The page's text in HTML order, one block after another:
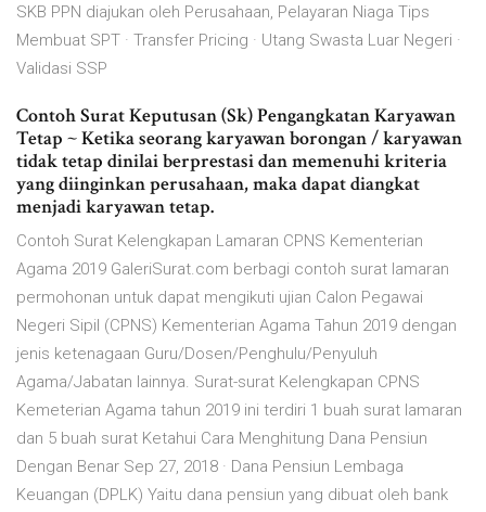
SKB PPN diajukan oleh Perusahaan, Pelayaran Niaga Tips
Membuat SPT · Transfer Pricing · Utang Swasta Luar Negeri ·
Validasi SSP
Contoh Surat Keputusan (Sk) Pengangkatan Karyawan
Tetap ~ Ketika seorang karyawan borongan / karyawan
tidak tetap dinilai berprestasi dan memenuhi kriteria
yang diinginkan perusahaan, maka dapat diangkat
menjadi karyawan tetap.
Contoh Surat Kelengkapan Lamaran CPNS Kementerian
Agama 2019 GaleriSurat.com berbagi contoh surat lamaran
permohonan untuk dapat mengikuti ujian Calon Pegawai
Negeri Sipil (CPNS) Kementerian Agama Tahun 2019 dengan
jenis ketenagaan Guru/Dosen/Penghulu/Penyuluh
Agama/Jabatan lainnya. Surat-surat Kelengkapan CPNS
Kemeterian Agama tahun 2019 ini terdiri 1 buah surat lamaran
dan 5 buah surat Ketahui Cara Menghitung Dana Pensiun
Dengan Benar Sep 27, 2018 · Dana Pensiun Lembaga
Keuangan (DPLK) Yaitu dana pensiun yang dibuat oleh bank